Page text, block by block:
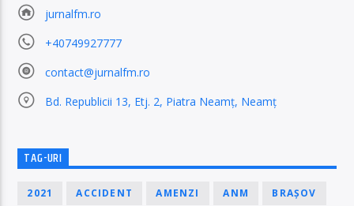
jurnalfm.ro
+40749927777
contact@jurnalfm.ro
Bd. Republicii 13, Etj. 2, Piatra Neamț, Neamț
TAG-URI
2021 ACCIDENT AMENZI ANM BRAȘOV